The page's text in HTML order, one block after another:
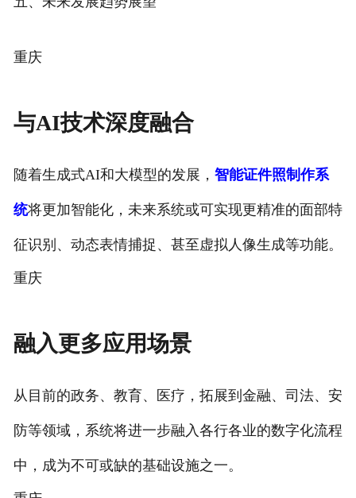
重庆
与AI技术深度融合
随着生成式AI和大模型的发展， 智能证件照制作系
统将更加智能化，未来系统或可实现更精准的面部特
征识别、动态表情捕捉、甚至虚拟人像生成等功能。
重庆
融入更多应用场景
从目前的政务、教育、医疗，拓展到金融、司法、安
防等领域，系统将进一步融入各行各业的数字化流程
中，成为不可或缺的基础设施之一。